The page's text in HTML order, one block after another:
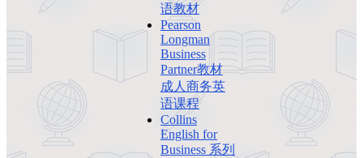
语教材
Pearson
Longman
Business
Partner教材
成人商务英
语课程
Collins
English for
Business 系列